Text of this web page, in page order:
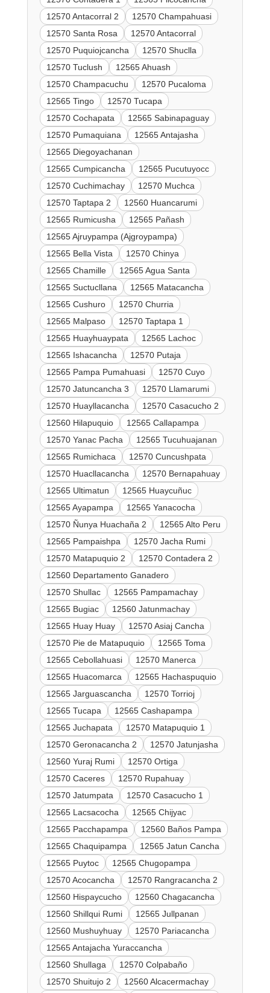
12570 Antacorral 2
12570 Champahuasi
12570 Santa Rosa
12570 Antacorral
12570 Puquiojcancha
12570 Shuclla
12570 Tuclush
12565 Ahuash
12570 Champacuchu
12570 Pucaloma
12565 Tingo
12570 Tucapa
12570 Cochapata
12565 Sabinapaguay
12570 Pumaquiana
12565 Antajasha
12565 Diegoyachanan
12565 Cumpicancha
12565 Pucutuyocc
12570 Cuchimachay
12570 Muchca
12570 Taptapa 2
12560 Huancarumi
12565 Rumicusha
12565 Pañash
12565 Ajruypampa (Ajgroypampa)
12565 Bella Vista
12570 Chinya
12565 Chamille
12565 Agua Santa
12565 Suctucllana
12565 Matacancha
12565 Cushuro
12570 Churria
12565 Malpaso
12570 Taptapa 1
12565 Huayhuaypata
12565 Lachoc
12565 Ishacancha
12570 Putaja
12565 Pampa Pumahuasi
12570 Cuyo
12570 Jatuncancha 3
12570 Llamarumi
12570 Huayllacancha
12570 Casacucho 2
12560 Hilapuquio
12565 Callapampa
12570 Yanac Pacha
12565 Tucuhuajanan
12565 Rumichaca
12570 Cuncushpata
12570 Huacllacancha
12570 Bernapahuay
12565 Ultimatun
12565 Huaycuñuc
12565 Ayapampa
12565 Yanacocha
12570 Ñunya Huachaña 2
12565 Alto Peru
12565 Pampaishpa
12570 Jacha Rumi
12570 Matapuquio 2
12570 Contadera 2
12560 Departamento Ganadero
12570 Shullac
12565 Pampamachay
12565 Bugiac
12560 Jatunmachay
12565 Huay Huay
12570 Asiaj Cancha
12570 Pie de Matapuquio
12565 Toma
12565 Cebollahuasi
12570 Manerca
12565 Huacomarca
12565 Hachaspuquio
12565 Jarguascancha
12570 Torrioj
12565 Tucapa
12565 Cashapampa
12565 Juchapata
12570 Matapuquio 1
12570 Geronacancha 2
12570 Jatunjasha
12560 Yuraj Rumi
12570 Ortiga
12570 Caceres
12570 Rupahuay
12570 Jatumpata
12570 Casacucho 1
12565 Lacsacocha
12565 Chijyac
12565 Pacchapampa
12560 Baños Pampa
12565 Chaquipampa
12565 Jatun Cancha
12565 Puytoc
12565 Chugopampa
12570 Acocancha
12570 Rangracancha 2
12560 Hispaycucho
12560 Chagacancha
12560 Shillqui Rumi
12565 Jullpanan
12560 Mushuyhuay
12570 Pariacancha
12565 Antajacha Yuraccancha
12560 Shullaga
12570 Colpabaño
12570 Shuitujo 2
12560 Alcacermachay